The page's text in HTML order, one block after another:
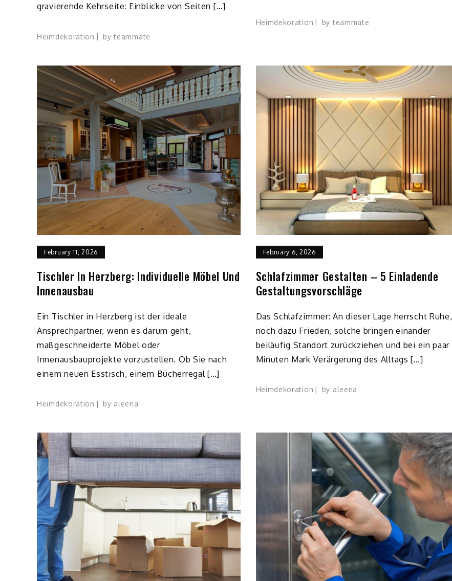
gravierende Kehrseite: Einblicke von Seiten […]
Heimdekoration byteammate
Heimdekoration byteammate
February 11, 2026
Tischler In Herzberg: Individuelle Möbel Und
Innenausbau
Ein Tischler in Herzberg ist der ideale
Ansprechpartner, wenn es darum geht,
maßgeschneiderte Möbel oder
Innenausbauprojekte vorzustellen. Ob Sie nach
einem neuen Esstisch, einem Bücherregal […]
Heimdekoration by aleena
February 6, 2026
Schlafzimmer Gestalten – 5 Einladende
Gestaltungsvorschläge
Das Schlafzimmer: An dieser Lage herrscht Ruhe,
noch dazu Frieden, solche bringen einander
beiläufig Standort zurückziehen und bei ein paar
Minuten Mark Verärgerung des Alltags […]
Heimdekoration by aleena